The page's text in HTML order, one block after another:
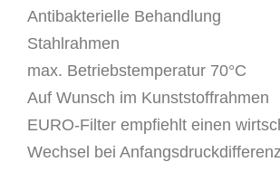
Antibakterielle Behandlung
Stahlrahmen
max. Betriebstemperatur 70°C
Auf Wunsch im Kunststoffrahmen
EURO-Filter empfiehlt einen
Wechsel bei